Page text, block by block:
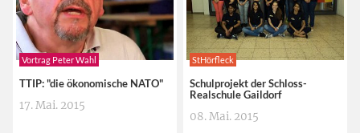
Vortrag Peter Wahl
TTIP: "die ökonomische NATO"
17. Mai. 2015
StHörfleck
Schulprojekt der Schloss-
Realschule Gaildorf
08. Mai. 2015